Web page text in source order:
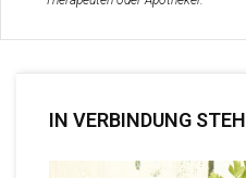
IN VERBINDUNG